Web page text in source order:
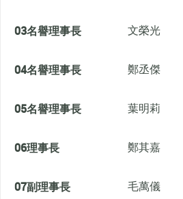
03名譽理事長 文榮光
04名譽理事長 鄭丞傑
05名譽理事長 葉明莉
06理事長 鄭其嘉
07副理事長 毛萬儀